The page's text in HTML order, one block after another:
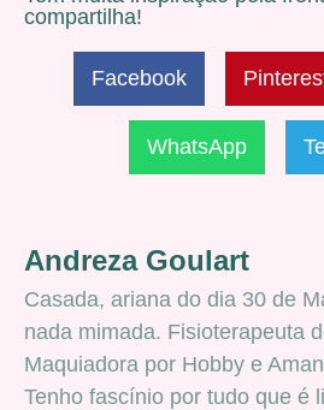
compartilha!
Facebook
WhatsApp
Andreza Goulart
Casada, ariana do dia 30 de
nada mimada. Fisioterapeuta
Maquiadora por Hobby e
Tenho fascínio por tudo que é